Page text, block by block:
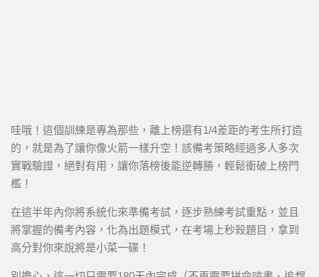
哇哦！這個訓練是專為那些，離上榜還有1/4差距的考生所打造
的，就是為了讓你像火箭一樣升空！該備考策略經過多人多次
實戰驗證，絕對有用，讓你落榜後能逆轉勝，輕鬆衝破上榜門
檻！
在這半年內你將系統化來準備考試，逐步熟練考試重點，並且
將掌握的備考內容，化為出題模式，在考場上秒殺題目，拿到
高分對你來說將是小菜一碟！